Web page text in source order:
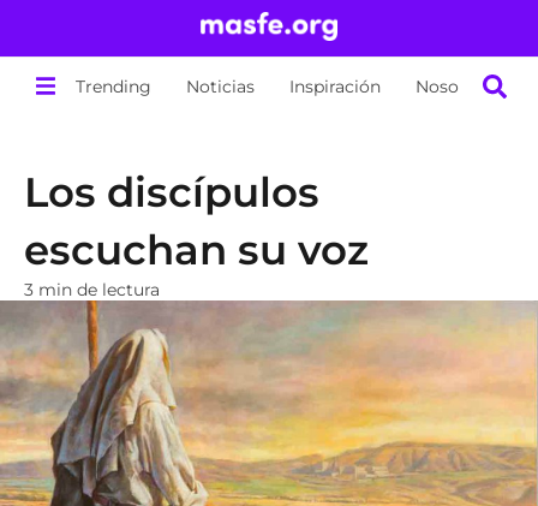
Trending Noticias Inspiración Nosotros
Los discípulos
escuchan su voz
3 min de lectura